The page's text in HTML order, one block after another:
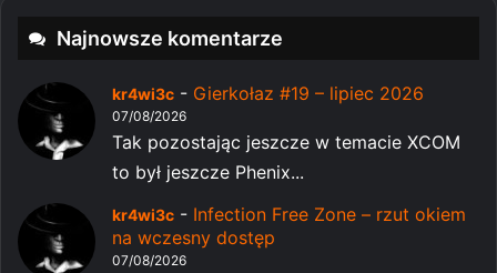
Najnowsze komentarze
kr4wi3c - Gierkołaz #19 – lipiec 2026
07/08/2026
Tak pozostając jeszcze w temacie XCOM
to był jeszcze Phenix...
kr4wi3c - Infection Free Zone – rzut okiem
na wczesny dostęp
07/08/2026